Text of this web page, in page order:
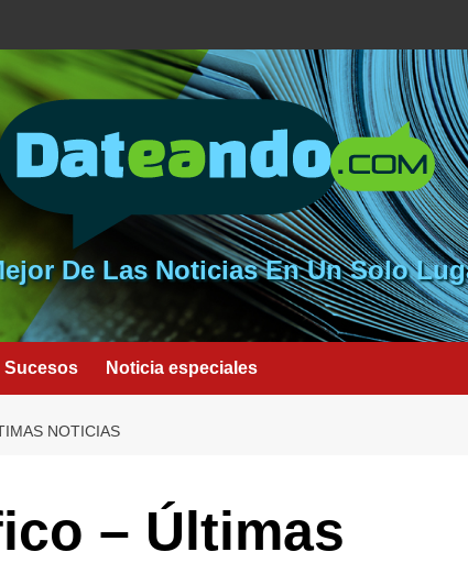
De Las Noticias En Un Solo
Sucesos Noticia especiales
NOTICIAS
– Últimas